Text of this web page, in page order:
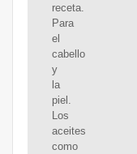
receta.
Para
el
cabello
y
la
piel.
Los
aceites
como